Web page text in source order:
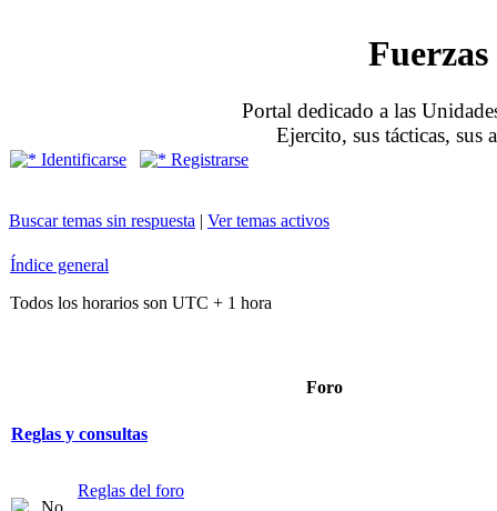
Portal dedicado a las
Ejercito, sus tácticas, sus
Identificarse Registrarse
Buscar temas sin respuesta | Ver temas activos
Índice general
Todos los horarios son UTC + 1 hora
Foro
Reglas y consultas
Reglas del foro